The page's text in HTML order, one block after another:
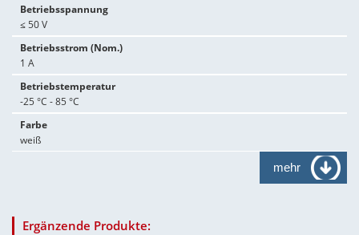
Betriebsspannung
≤ 50 V
Betriebsstrom (Nom.)
1 A
Betriebstemperatur
-25 °C - 85 °C
Farbe
weiß
mehr
Ergänzende Produkte: